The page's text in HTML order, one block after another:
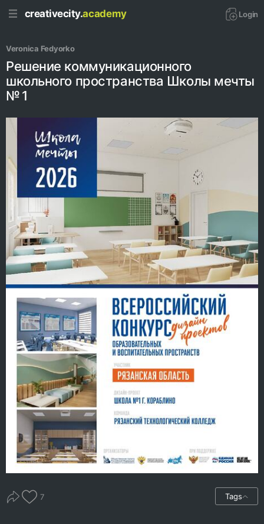
creativecity.academy Login
Veronica Fedyorko
Решение коммуникационного
школьного пространства Школы мечты
№ 1
7 Tags